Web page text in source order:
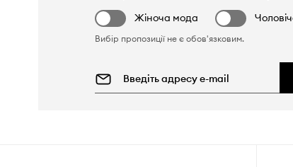
Жіноча мода
Вибір пропозиції не є обов'язковим.